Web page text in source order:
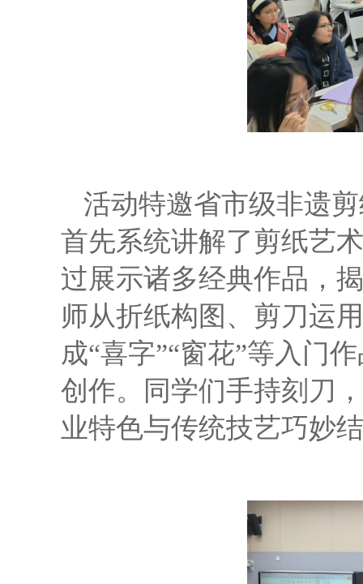
活动特邀省市级非遗
首先系统讲解了剪纸艺
过展示诸多经典作品，
师从折纸构图、剪刀运
成“喜字”“窗花”等入门
创作。同学们手持刻刀
业特色与传统技艺巧妙